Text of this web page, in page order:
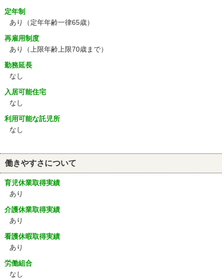
定年制
あり
（定年年齢一律65歳）
再雇用制度
あり
（上限年齢上限70歳まで）
勤務延長
なし
入居可能住宅
なし
利用可能な託児所
なし
働きやすさについて
育児休業取得実績
あり
介護休業取得実績
あり
看護休暇取得実績
あり
労働組合
なし